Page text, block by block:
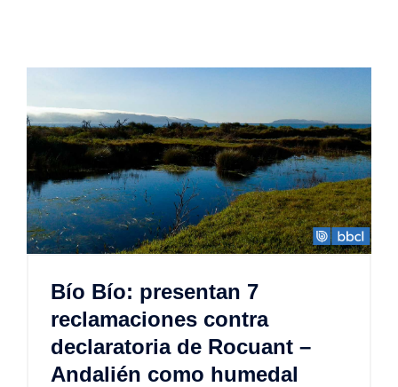
Bío Bío: presentan 7
reclamaciones contra
declaratoria de Rocuant –
Andalién como humedal